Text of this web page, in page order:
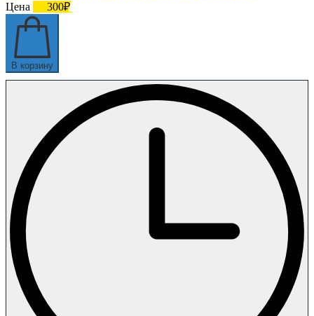
Цена
300₽
В корзину